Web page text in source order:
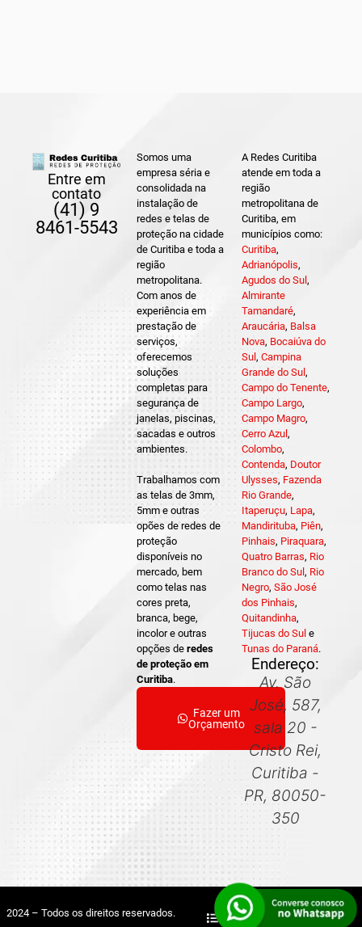
Entre em
contato
(41) 9
8461-5543
Somos uma
empresa séria e
consolidada na
instalação de
redes e telas de
proteção na cidade
de Curitiba e toda a
região
metropolitana.
Com anos de
experiência em
prestação de
serviços,
oferecemos
soluções
completas para
segurança de
janelas, piscinas,
sacadas e outros
ambientes.
Trabalhamos com
as telas de 3mm,
5mm e outras
opões de redes de
proteção
disponíveis no
mercado, bem
como telas nas
cores preta,
branca, bege,
incolor e outras
opções deredes
de proteção em
Curitiba.
Fazer um
Orçamento
A Redes Curitiba
atende em toda a
região
metropolitana de
Curitiba, em
municípios como:
Curitiba,
Adrianópolis,
Agudos do Sul ,
Almirante
Tamandaré,
Araucária, Balsa
Nova, Bocaiúva do
Sul , Campina
Grande do Sul ,
Campo do Tenente,
Campo Largo,
Campo Magro,
Cerro Azul ,
Colombo,
Contenda, Doutor
Ulysses, Fazenda
Rio Grande,
Itaperuçu, Lapa,
Mandirituba, Piên,
Pinhais, Piraquara,
Quatro Barras, Rio
Branco do Sul , Rio
Negro, São José
dos Pinhais,
Quitandinha,
Tijucas do Sul e
Tunas do Paraná.
Endereço:
Av. São
José, 587,
sala 20 -
Cristo Rei,
Curitiba -
PR, 80050-
350
2024 – Todos os direitos reservados. Mapa do Site Sitemap XML